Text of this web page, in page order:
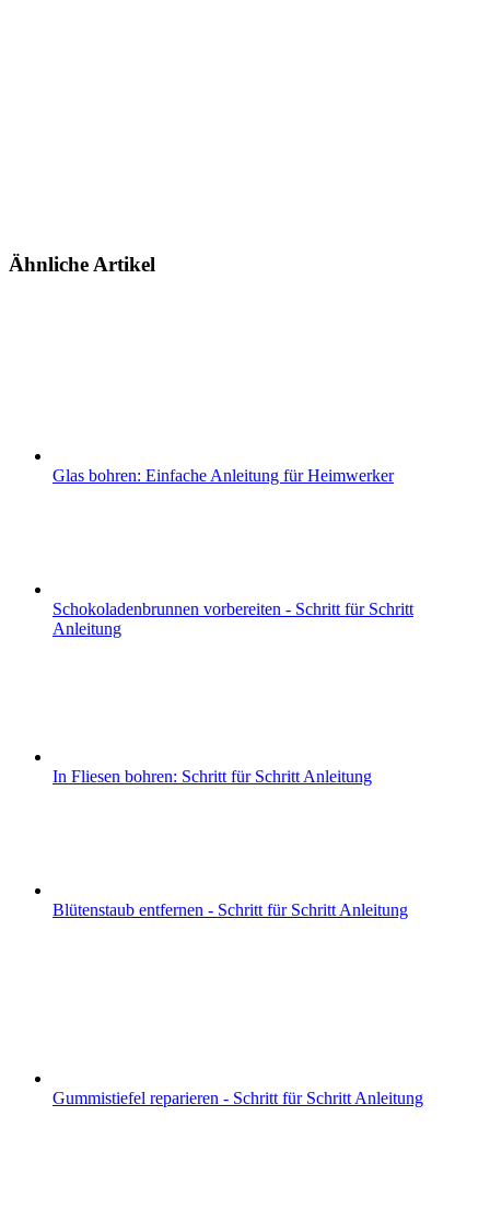
Ähnliche Artikel
Glas bohren: Einfache Anleitung für Heimwerker
Schokoladenbrunnen vorbereiten - Schritt für Schritt
Anleitung
In Fliesen bohren: Schritt für Schritt Anleitung
Blütenstaub entfernen - Schritt für Schritt Anleitung
Gummistiefel reparieren - Schritt für Schritt Anleitung